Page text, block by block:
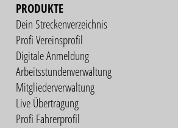
PRODUKTE
Dein Streckenverzeichnis
Profi Vereinsprofil
Digitale Anmeldung
Arbeitsstundenverwaltung
Mitgliederverwaltung
Live Übertragung
Profi Fahrerprofil